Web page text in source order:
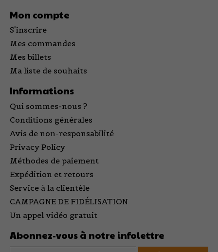
Mon compte
S'inscrire
Mes commandes
Mes billets
Ma liste de souhaits
Informations
Qui sommes-nous ?
Conditions générales
Avis de non-responsabilité
Privacy Policy
Méthodes de paiement
Expédition et retours
Service à la clientèle
CAMPAGNE DE FIDÉLISATION
Un appel vidéo gratuit
Abonnez-vous à notre infolettre